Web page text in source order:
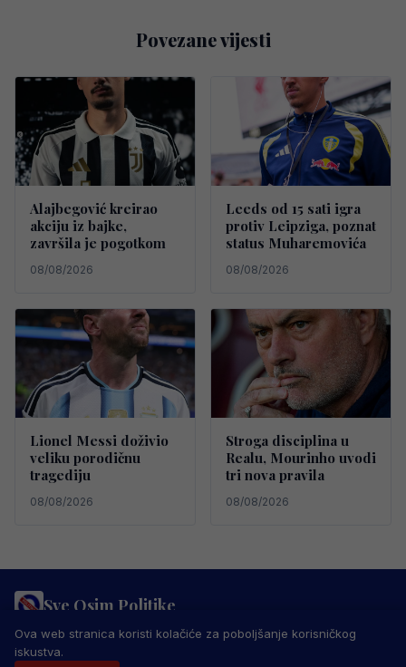
Povezane vijesti
Alajbegović kreirao
akciju iz bajke,
završila je pogotkom
08/08/2026
Leeds od 15 sati igra
protiv Leipziga, poznat
status Muharemovića
08/08/2026
Lionel Messi doživio
veliku porodičnu
tragediju
08/08/2026
Stroga disciplina u
Realu, Mourinho uvodi
tri nova pravila
08/08/2026
Sve Osim Politike
PRAVILA PRIVATNOSTI MARKETING
USLOVI KORIŠTENJA
IMPRESSUM
© 2026 Sve Osim Politike. Sva prava zadržana.
Ova web stranica koristi kolačiće za poboljšanje korisničkog
iskustva.